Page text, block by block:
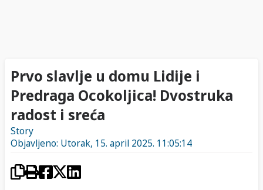
Prvo slavlje u domu Lidije i
Predraga Ocokoljica! Dvostruka
radost i sreća
Story
Objavljeno: Utorak, 15. april 2025. 11:05:14